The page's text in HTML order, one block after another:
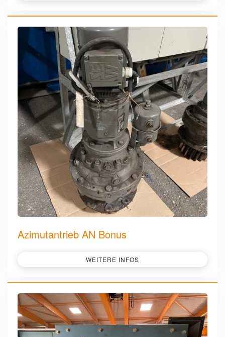
Azimutantrieb AN Bonus
WEITERE INFOS